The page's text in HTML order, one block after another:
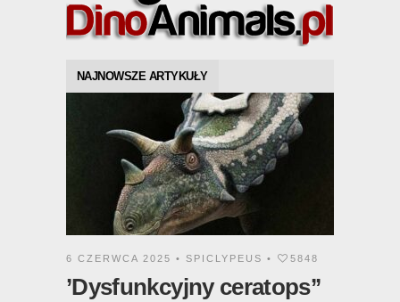
NAJNOWSZE ARTYKUŁY
6 CZERWCA 2025 • SPICLYPEUS • 5848
’Dysfunkcyjny ceratops’’